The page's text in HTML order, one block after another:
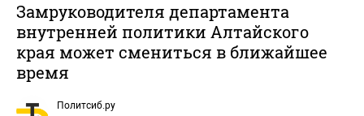
Замруководителя департамента
внутренней политики Алтайского
края может смениться в ближайшее
время
Политсиб.ру